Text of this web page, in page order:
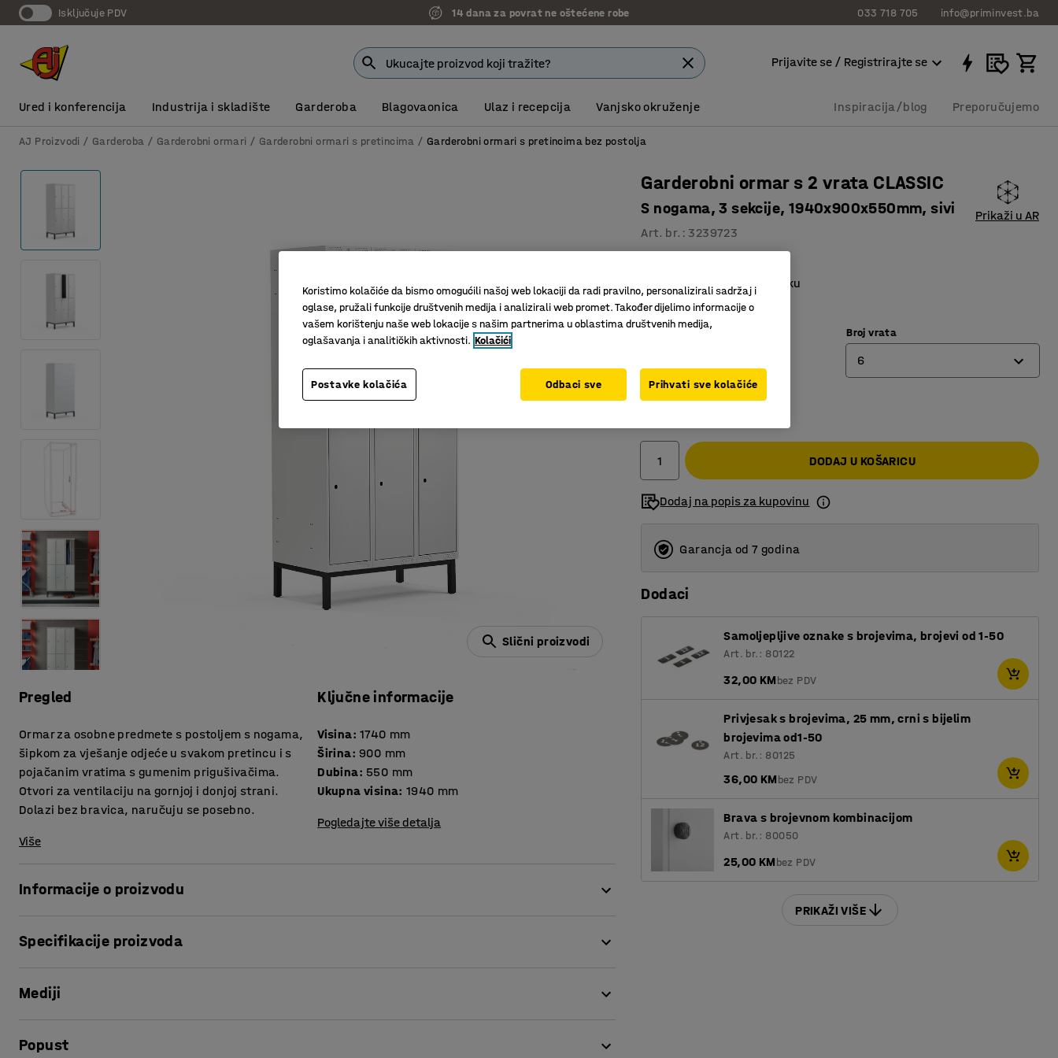
Isključuje PDV 14 dana za povrat ne oštećene robe 033 718 705 info@priminvest.ba
Prijavite se / Registrirajte se
Ured i konferencija Industrija i skladište Garderoba Blagovaonica Ulaz i recepcija Vanjsko okruženje Inspiracija/blog Preporučujemo
AJ Proizvodi Garderoba Garderobni ormari Garderobni ormari s pretincima Garderobni ormari s pretincima bez postolja
Slični proizvodi
Pregled
Ormar za osobne predmete s postoljem s nogama,
šipkom za vješanje odjeće u svakom pretincu i s
pojačanim vratima s gumenim prigušivačima.
Otvori za ventilaciju na gornjoj i donjoj strani.
Dolazi bez bravica, naručuju se posebno.
Više
Ključne informacije
Visina: 1740 mm
Širina: 900 mm
Dubina: 550 mm
Ukupna visina: 1940 mm
Pogledajte više detalja
Informacije o proizvodu
daje površinu otpornu na ogrebotine i svakodnevno korištenje. Okvir i vrata ormara izrađeni su od lima
Ormari su idealni za pohranu osobnih stvari na radnim mjestima, u teretanama, školama, izložbenim
Specifikacije proizvoda
Širina:
Vrsta vrata
Mediji
Popust
Garderobni ormar s 2 vrata CLASSIC
S nogama, 3 sekcije, 1940x900x550mm, sivi
Art. br. : 3239723
Prikaži u AR
Svaki pretinac ima prečku
Izdržljiv
Broj vrata
6
8
1.496,00 KM
DODAJ U KOŠARICU
Dodaj na popis za kupovinu
Garancja od 7 godina
Dodaci
Samoljepljive oznake s brojevima, brojevi od 1-50
Art. br.: 80122
32,00 KMbez PDV
Privjesak s brojevima, 25 mm, crni s bijelim
brojevima od1-50
Art. br.: 80125
36,00 KMbez PDV
Brava s brojevnom kombinacijom
Art. br.: 80050
25,00 KMbez PDV
PRIKAŽI VIŠE
Koristimo kolačiće da bismo omogućili našoj web lokaciji da radi pravilno, personalizirali sadržaj i
oglase, pružali funkcije društvenih medija i analizirali web promet. Također dijelimo informacije o
vašem korištenju naše web lokacije s našim partnerima u oblastima društvenih medija,
oglašavanja i analitičkih aktivnosti. Kolačići
Postavke kolačića Odbaci sve Prihvati sve kolačiće